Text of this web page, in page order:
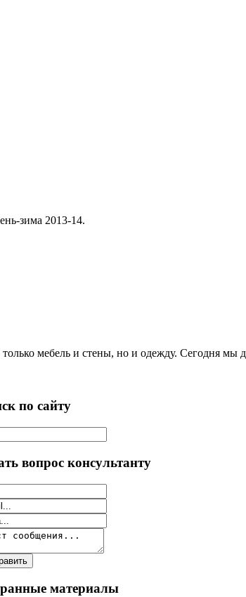
зима 2013-14.
мебель и стены, но и одежду. Сегодня мы
по сайту
вопрос консультанту
материалы